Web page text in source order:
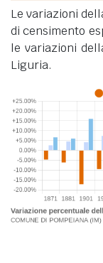
Le variazioni
di censimento
le variazioni
Liguria.